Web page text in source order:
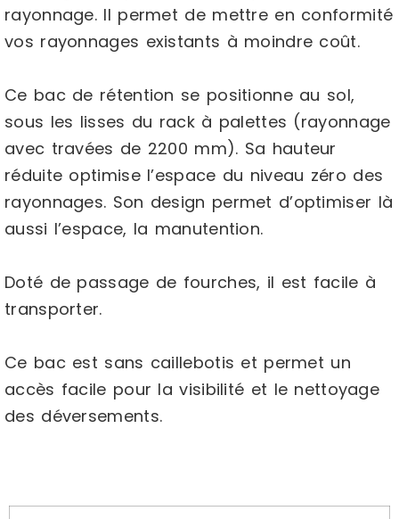
rayonnage. Il permet de mettre en conformité
vos rayonnages existants à moindre coût.
Ce bac de rétention se positionne au sol,
sous les lisses du rack à palettes (rayonnage
avec travées de 2200 mm). Sa hauteur
réduite optimise l’espace du niveau zéro des
rayonnages. Son design permet d’optimiser là
aussi l’espace, la manutention.
Doté de passage de fourches, il est facile à
transporter.
Ce bac est sans caillebotis et permet un
accès facile pour la visibilité et le nettoyage
des déversements.